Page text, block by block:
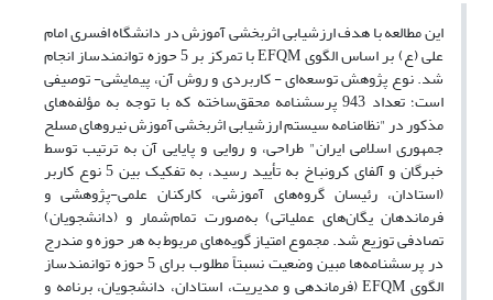
این مطالعه با هدف ارزشیابی اثربخشی آموزش در دانشگاه افسری امام
علی (ع) بر اساس الگوی EFQM با تمرکز بر 5 حوزه توانمندساز انجام
شد. نوع پژوهش توسعه‌ای - کاربردی و روش آن، پیمایشی- توصیفی
است؛ تعداد 943 پرسشنامه محقق‌ساخته که با توجه به مؤلفه‌های
مذکور در "نظامنامه سیستم ارزشیابی اثربخشی آموزش نیروهای مسلح
جمهوری اسلامی ایران" طراحی، و روایی و پایایی آن به ترتیب توسط
خبرگان و آلفای کرونباخ به تأیید رسید، به تفکیک بین 5 نوع کاربر
(استادان، رئیسان گروه‌های آموزشی، کارکنان علمی-پژوهشی و
فرماندهان یگان‌های عملیاتی) به‌صورت تمام‌شمار و (دانشجویان)
تصادفی توزیع شد. مجموع امتیاز گویه‌های مربوط به هر حوزه و مندرج
در پرسشنامه‌ها مبین وضعیت نسبتاً مطلوب برای 5 حوزه توانمندساز
الگوی EFQM (فرماندهی و مدیریت، استادان، دانشجویان، برنامه و